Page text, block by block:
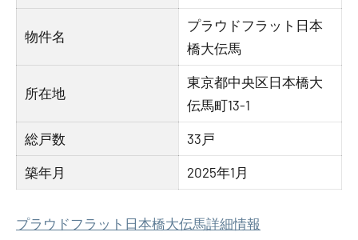
物件名
プラウドフラット日本
橋大伝馬
所在地
東京都中央区日本橋大
伝馬町13-1
総戸数 33戸
築年月 2025年1月
プラウドフラット日本橋大伝馬詳細情報